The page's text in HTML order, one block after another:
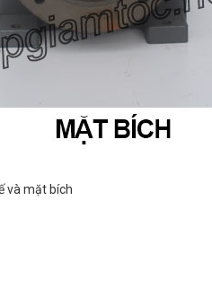
và mặt bích